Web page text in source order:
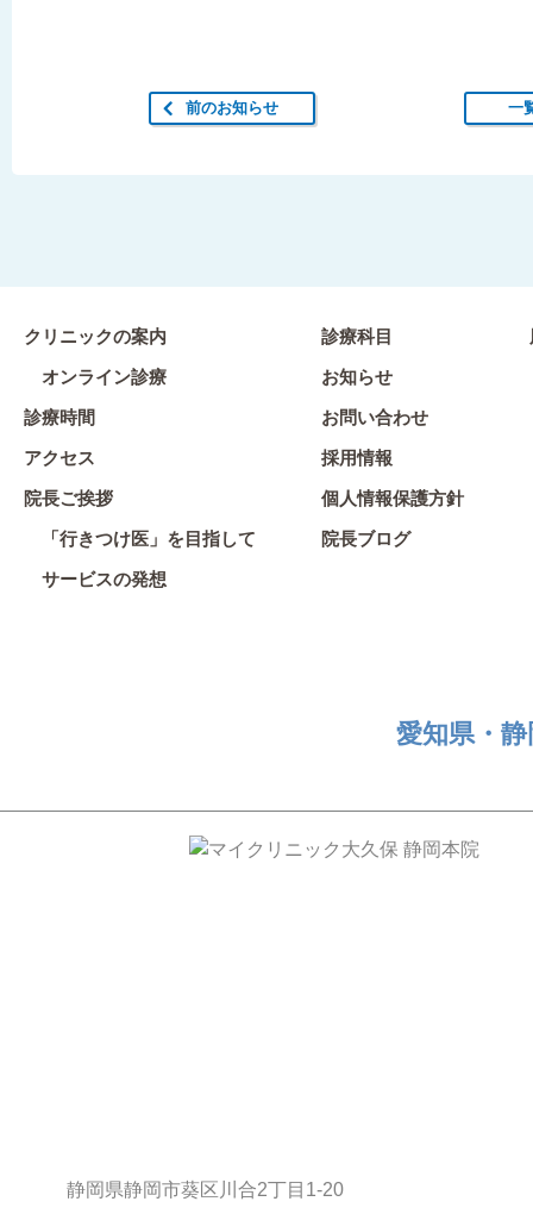
前のお知らせ 一
クリニックの案内
オンライン診療
診療時間
アクセス
院長ご挨拶
「行きつけ医」を目指して
サービスの発想
診療科目
お知らせ
お問い合わせ
採用情報
個人情報保護方針
院長ブログ
愛知県・
静岡県静岡市葵区川合2丁目1-20